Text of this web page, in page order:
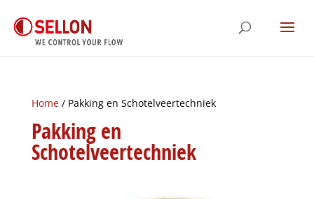
Home/ Pakking en Schotelveertechniek
Pakking en
Schotelveertechniek